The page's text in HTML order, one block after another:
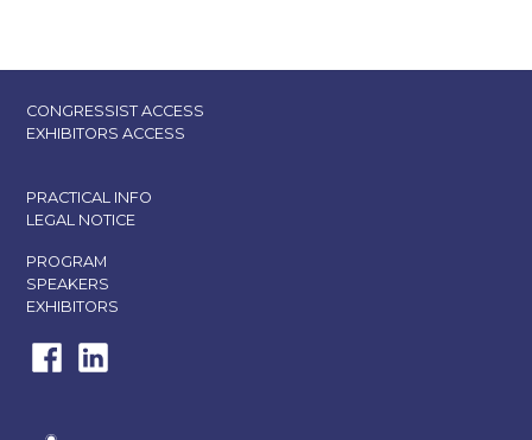
CONGRESSIST​ ACCESS
EXHIBITORS​ ACCESS
PRACTICAL INFO​
LEGAL NOTICE
PROGRAM​
SPEAKERS
EXHIBITORS